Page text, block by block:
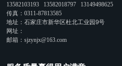
13582103193 13582018797 13149498625
传真：0311-87813585
地址：石家庄市新华区杜北工业园9号
网址：
邮箱：sjzynjx@163.com